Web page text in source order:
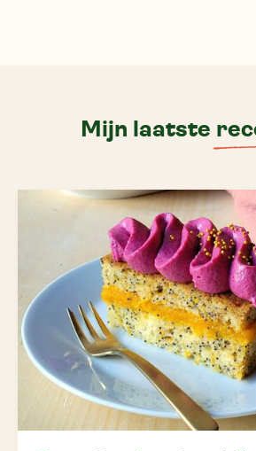
Mijn laatste